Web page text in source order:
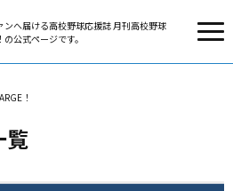
ンへ届ける高校野球応援誌 月刊高校野球
公式ページです。
！
覧